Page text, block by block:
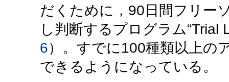
だくために，90日間フリー
し判断するプログラム“Trial
6）。すでに100種類以上の
できるようになっている。